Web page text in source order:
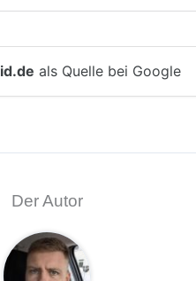
als Quelle bei Google
Der Autor